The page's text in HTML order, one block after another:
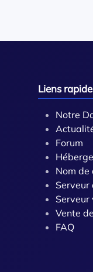
Liens
Notre
Forum
Nom de
Serveur
Serveur
Vente
FAQ